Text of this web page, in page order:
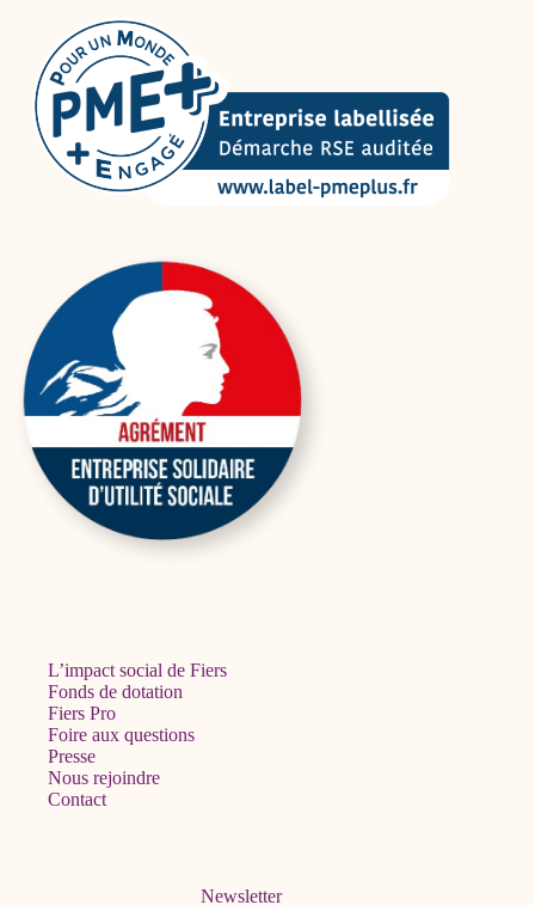
L’impact social de Fiers
Fonds de dotation
Fiers Pro
Foire aux questions
Presse
Nous rejoindre
Contact
Newsletter